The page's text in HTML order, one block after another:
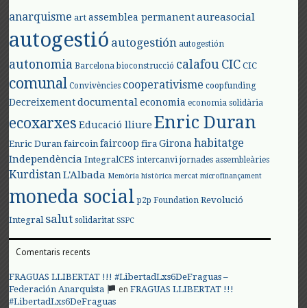
anarquisme art assemblea permanent aureasocial
autogestió autogestión autogestión
autonomia Barcelona bioconstrucció calafouCIC CIC
comunal Convivències cooperativisme coopfunding
Decreixement documental economia economia solidària
ecoxarxes Educació lliure Enric Duran
Enric Duran faircoin faircoop fira Girona habitatge
Independència IntegralCES intercanvi jornades assembleàries
KurdistanL'Albada Memòria històrica mercat microfinançament
moneda social p2p Foundation Revolució
Integral salut solidaritat SSPC
Comentaris recents
FRAGUAS LLIBERTAT !!! #LibertadLxs6DeFraguas –
Federación Anarquista
enFRAGUAS LLIBERTAT !!!
#LibertadLxs6DeFraguas